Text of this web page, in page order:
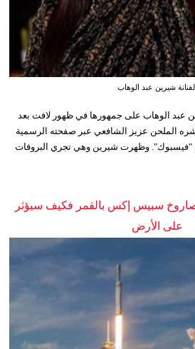
شيرين عبد الوهاب
عبد الوهاب على جمهورها في ظهور لافت بعد
الملحن عزيز الشافعي عبر صفحته الرسمية
"فيسبوك". وظهرت شيرين وهي تجري البروفات
سبيس إكس بالقمر فكيف سيؤثر
على الأرض